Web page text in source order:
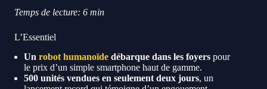
Temps de lecture: 6 min
L’Essentiel
Un robot humanoïde débarque dans les foyers pour
le prix d’un simple smartphone haut de gamme.
500 unités vendues en seulement deux jours, un